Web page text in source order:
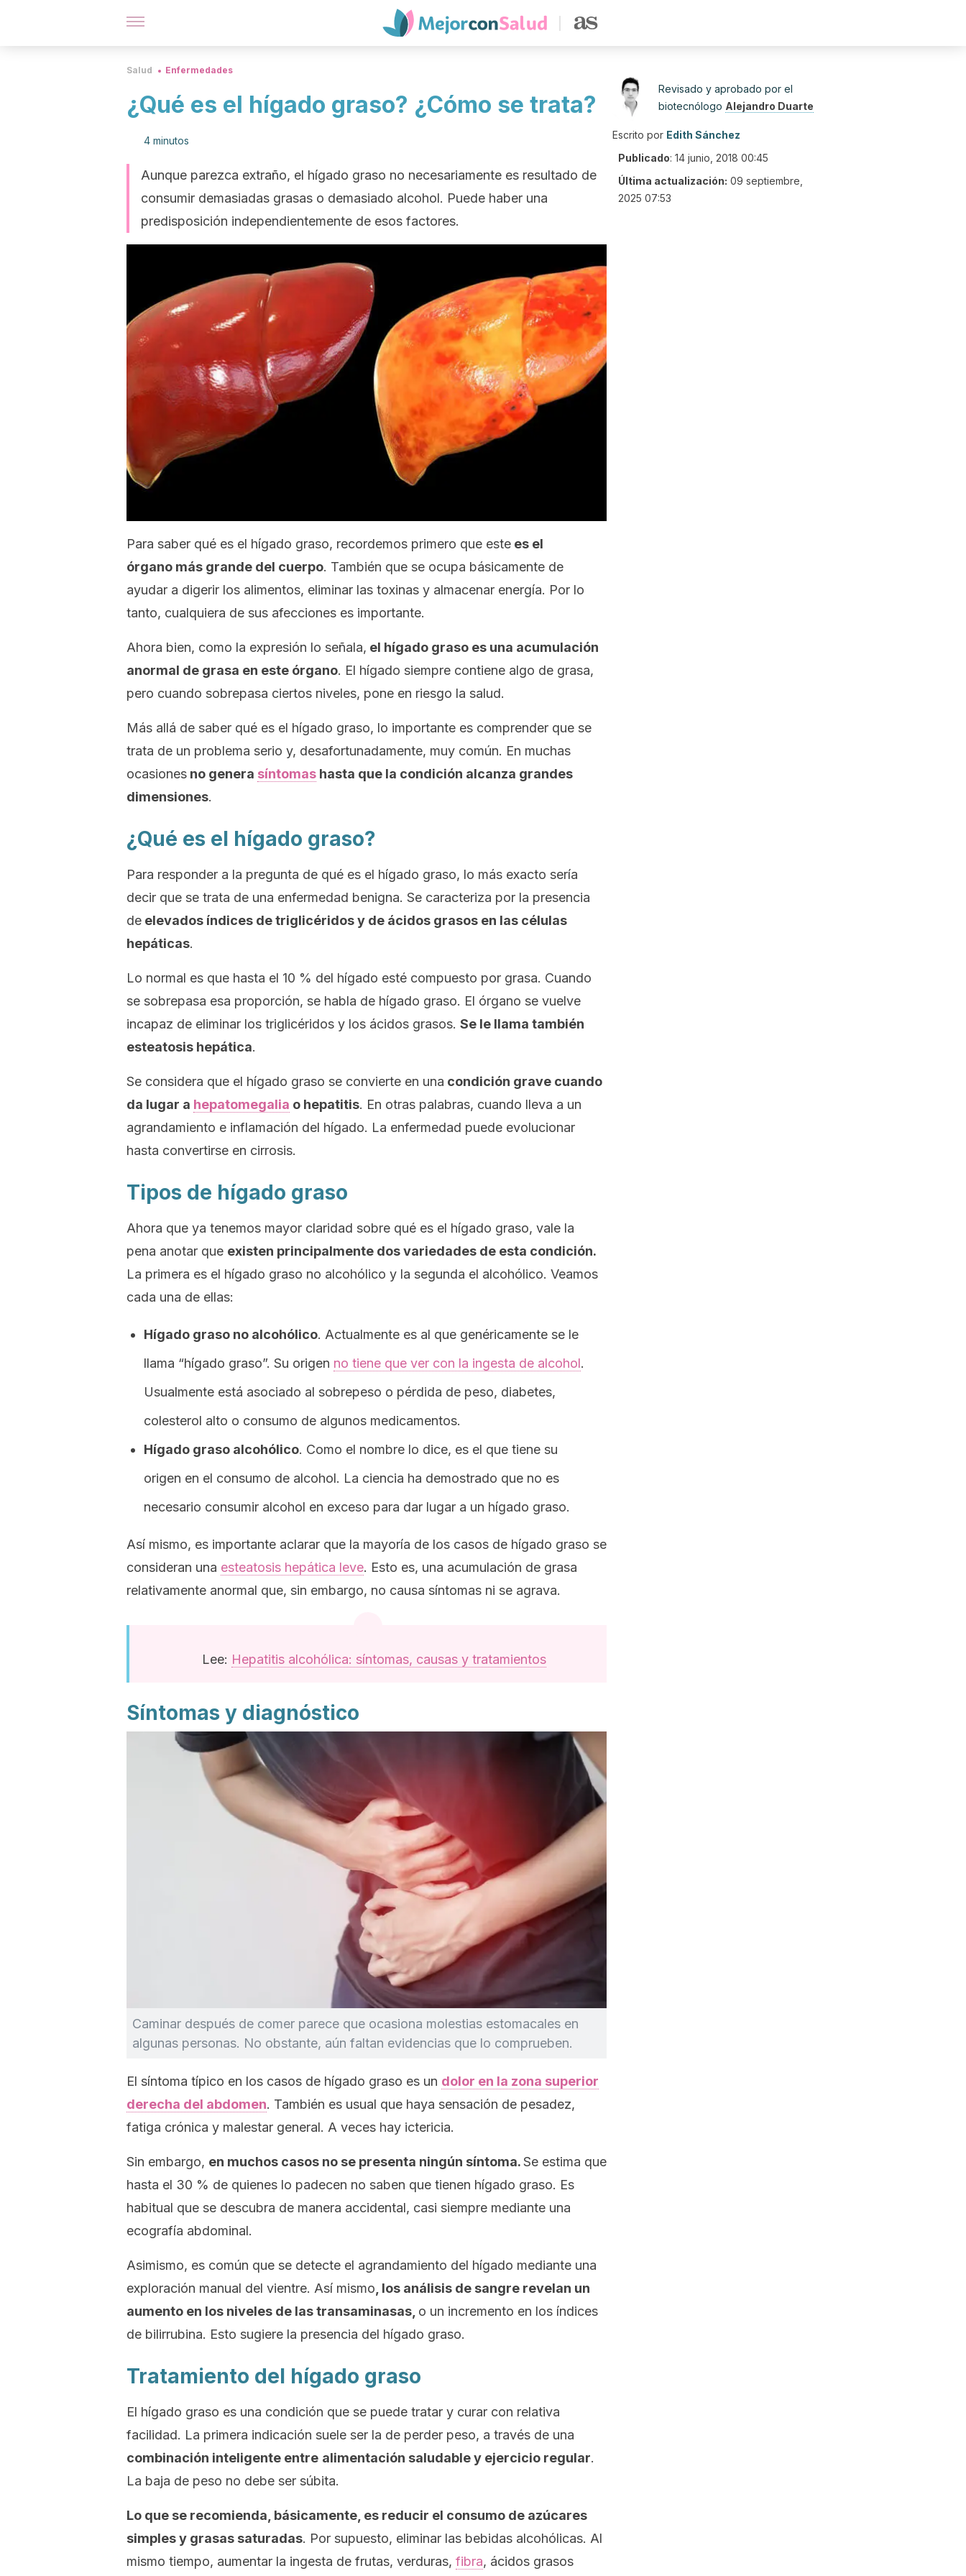
Salud Enfermedades
¿Qué es el hígado graso? ¿Cómo se trata?
4 minutos
Aunque parezca extraño, el hígado graso no necesariamente es resultado de
consumir demasiadas grasas o demasiado alcohol. Puede haber una
predisposición independientemente de esos factores.
Para saber qué es el hígado graso, recordemos primero que este es el
órgano más grande del cuerpo. También que se ocupa básicamente de
ayudar a digerir los alimentos, eliminar las toxinas y almacenar energía. Por lo
tanto, cualquiera de sus afecciones es importante.
Ahora bien, como la expresión lo señala, el hígado graso es una acumulación
anormal de grasa en este órgano. El hígado siempre contiene algo de grasa,
pero cuando sobrepasa ciertos niveles, pone en riesgo la salud.
Más allá de saber qué es el hígado graso, lo importante es comprender que se
trata de un problema serio y, desafortunadamente, muy común. En muchas
ocasiones no genera síntomas hasta que la condición alcanza grandes
dimensiones.
¿Qué es el hígado graso?
Para responder a la pregunta de qué es el hígado graso, lo más exacto sería
decir que se trata de una enfermedad benigna. Se caracteriza por la presencia
de elevados índices de triglicéridos y de ácidos grasos en las células
hepáticas.
Lo normal es que hasta el 10 % del hígado esté compuesto por grasa. Cuando
se sobrepasa esa proporción, se habla de hígado graso. El órgano se vuelve
incapaz de eliminar los triglicéridos y los ácidos grasos. Se le llama también
esteatosis hepática.
Se considera que el hígado graso se convierte en una condición grave cuando
da lugar a hepatomegalia o hepatitis. En otras palabras, cuando lleva a un
agrandamiento e inflamación del hígado. La enfermedad puede evolucionar
hasta convertirse en cirrosis.
Tipos de hígado graso
Ahora que ya tenemos mayor claridad sobre qué es el hígado graso, vale la
pena anotar que existen principalmente dos variedades de esta condición.
La primera es el hígado graso no alcohólico y la segunda el alcohólico. Veamos
cada una de ellas:
Hígado graso no alcohólico. Actualmente es al que genéricamente se le
llama “hígado graso”. Su origen no tiene que ver con la ingesta de alcohol.
Usualmente está asociado al sobrepeso o pérdida de peso, diabetes,
colesterol alto o consumo de algunos medicamentos.
Hígado graso alcohólico. Como el nombre lo dice, es el que tiene su
origen en el consumo de alcohol. La ciencia ha demostrado que no es
necesario consumir alcohol en exceso para dar lugar a un hígado graso.
Así mismo, es importante aclarar que la mayoría de los casos de hígado graso se
consideran una esteatosis hepática leve. Esto es, una acumulación de grasa
relativamente anormal que, sin embargo, no causa síntomas ni se agrava.
Lee: Hepatitis alcohólica: síntomas, causas y tratamientos
Síntomas y diagnóstico
Caminar después de comer parece que ocasiona molestias estomacales en
algunas personas. No obstante, aún faltan evidencias que lo comprueben.
El síntoma típico en los casos de hígado graso es un dolor en la zona superior
derecha del abdomen. También es usual que haya sensación de pesadez,
fatiga crónica y malestar general. A veces hay ictericia.
Sin embargo, en muchos casos no se presenta ningún síntoma.Se estima que
hasta el 30 % de quienes lo padecen no saben que tienen hígado graso. Es
habitual que se descubra de manera accidental, casi siempre mediante una
ecografía abdominal.
Asimismo, es común que se detecte el agrandamiento del hígado mediante una
exploración manual del vientre. Así mismo , los análisis de sangre revelan un
aumento en los niveles de las transaminasas, o un incremento en los índices
de bilirrubina. Esto sugiere la presencia del hígado graso.
Tratamiento del hígado graso
El hígado graso es una condición que se puede tratar y curar con relativa
facilidad. La primera indicación suele ser la de perder peso, a través de una
combinación inteligente entre alimentación saludable y ejercicio regular.
La baja de peso no debe ser súbita.
Lo que se recomienda, básicamente, es reducir el consumo de azúcares
simples y grasas saturadas. Por supuesto, eliminar las bebidas alcohólicas. Al
mismo tiempo, aumentar la ingesta de frutas, verduras, fibra, ácidos grasos
Revisado y aprobado por el
biotecnólogo Alejandro Duarte
Escrito por Edith Sánchez
Publicado: 14 junio, 2018 00:45
Última actualización: 09 septiembre,
2025 07:53